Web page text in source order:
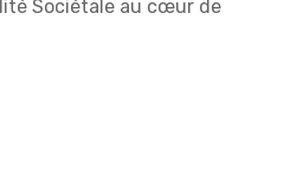
Sociétale au cœur de